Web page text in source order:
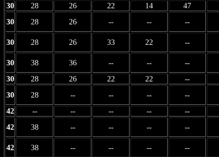
30
28 26 22 14
47
30
28 26 -- -- --
30 28 26 33 22 --
30 38 36 -- --
--
30
28 26 22 22
--
30
28 -- -- --
--
42
-- -- -- --
--
42
38 -- -- -- --
42 38 -- -- -- --